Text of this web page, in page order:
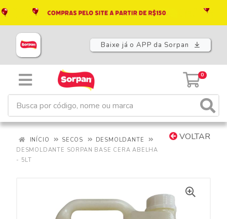
Baixe já o APP da Sorpan
0
VOLTAR
INÍCIO SECOS
DESMOLDANTE
DESMOLDANTE SORPAN BASE CERA ABELHA
- 5LT